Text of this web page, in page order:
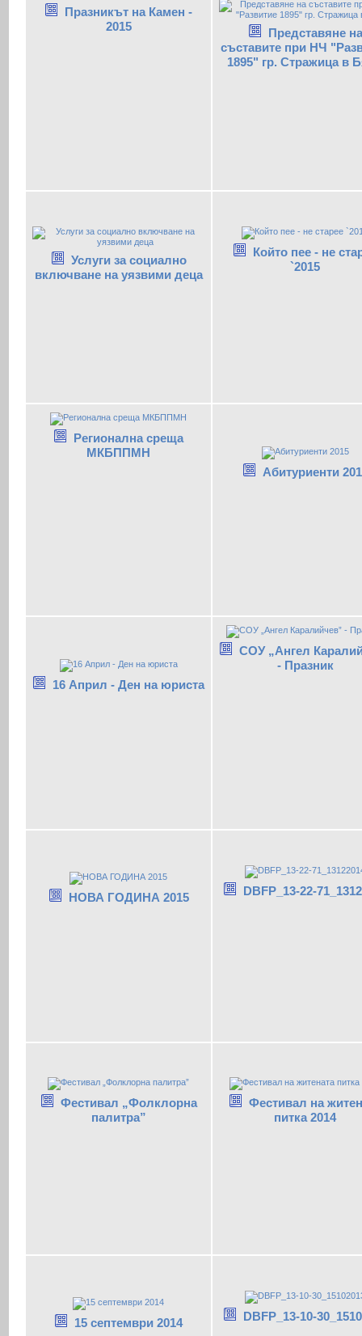
Празникът на Камен -
2015
Представяне на
съставите при НЧ
1895" гр. Стражица в
Услуги за социално
включване на уязвими деца
Който пее - не
`2015
Регионална среща
МКБППМН
Абитуриенти
16 Април - Ден на юриста
СОУ „Ангел
- Празник
НОВА ГОДИНА 2015 DBFP_13-22-
Фестивал „Фолклорна
палитра”
Фестивал на
питка 2014
15 септември 2014 DBFP_13-10-